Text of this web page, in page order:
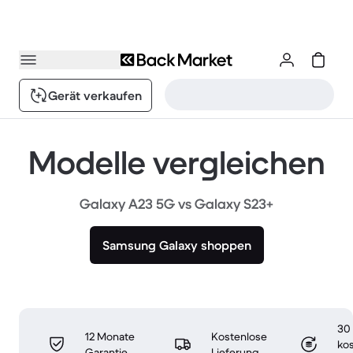
Gerät verkaufen
Modelle vergleichen
Galaxy A23 5G vs Galaxy S23+
Samsung Galaxy shoppen
12 Monate
Kostenlose
30